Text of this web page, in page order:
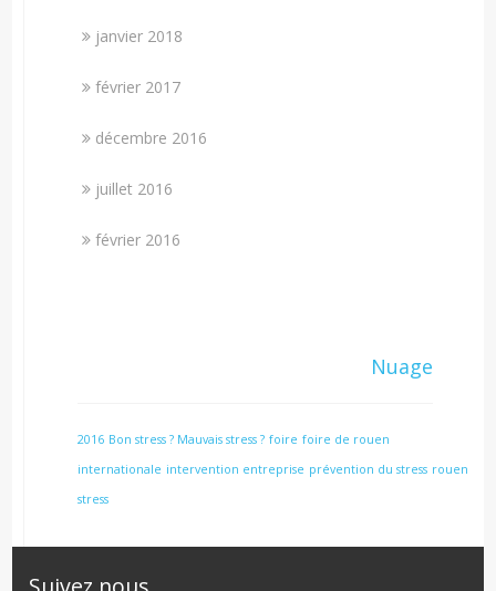
janvier 2018
février 2017
décembre 2016
juillet 2016
février 2016
Nuage
2016 Bon stress ? Mauvais stress ? foire foire de rouen
internationale intervention entreprise prévention du stress rouen
stress